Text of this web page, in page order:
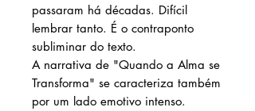
passaram há décadas. Difícil
lembrar tanto. É o contraponto
subliminar do texto.
A narrativa de "Quando a Alma se
Transforma" se caracteriza também
por um lado emotivo intenso.